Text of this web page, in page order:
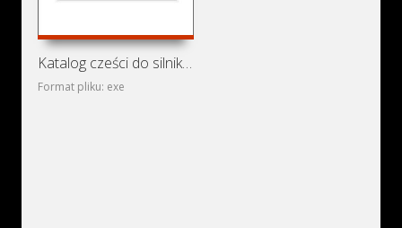
Katalog cześci do silników wysokoprężnych JaMZ-236,
Format pliku: exe